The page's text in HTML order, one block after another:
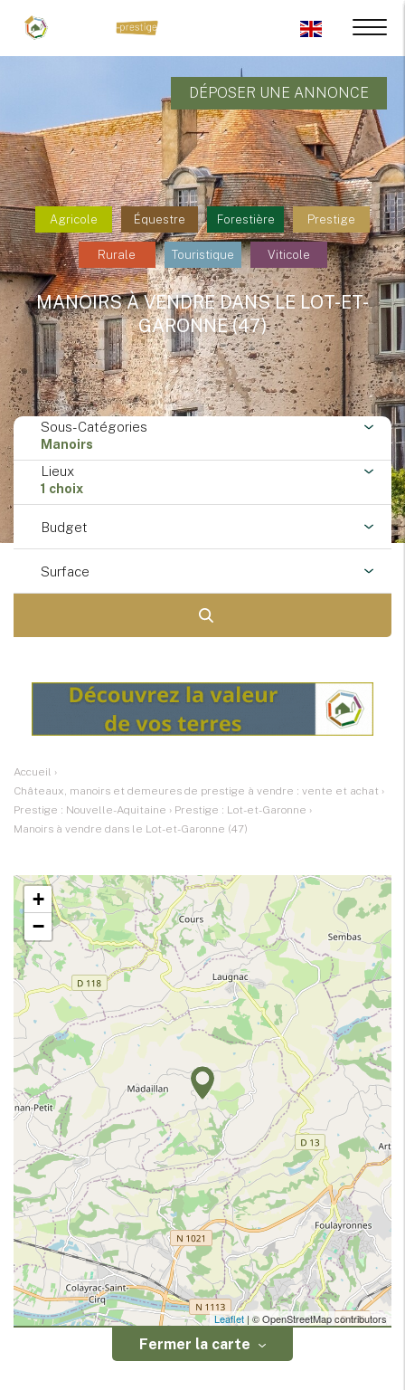
DÉPOSER UNE ANNONCE
Agricole Équestre Forestière Prestige
Rurale Touristique Viticole
MANOIRS À VENDRE DANS LE LOT-ET-
GARONNE (47)
Sous-Catégories
Manoirs
Lieux
1 choix
Budget
Surface
Accueil ›
Châteaux, manoirs et demeures de prestige à vendre : vente et achat ›
Prestige : Nouvelle-Aquitaine › Prestige : Lot-et-Garonne ›
Manoirs à vendre dans le Lot-et-Garonne (47)
+
−
Leaflet | © OpenStreetMap contributors
Fermer la carte